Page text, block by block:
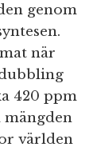
genom
när
420 ppm
världen